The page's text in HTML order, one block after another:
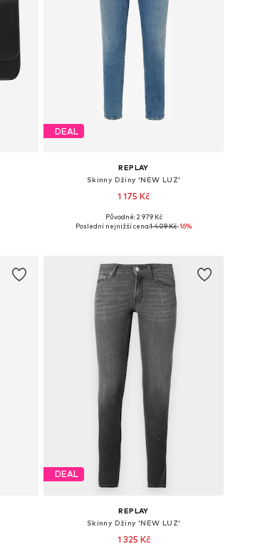
DEAL
REPLAY
Skinny Džíny 'NEW LUZ'
1 175 Kč
Dostupné v mnoha velikostech
Původně: 2 979 Kč
Poslední nejnižší cena:1 409 Kč-16%
DEAL
REPLAY
Skinny Džíny 'NEW LUZ'
1 325 Kč